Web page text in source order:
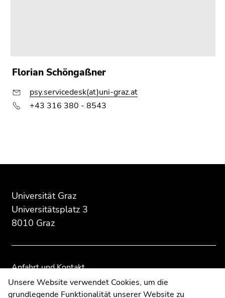
Florian Schöngaßner
psy.servicedesk(at)uni-graz.at
+43 316 380 - 8543
Seitenbereichs:
Zusatzinformationen:
Universität Graz
Universitätsplatz 3
8010 Graz
Anfahrt und Kontakt
Kommunikation und Öffentlichkeitsarbeit
Moodle
Seitenbereichs.
Übersicht
Seitenbereichs.
Übersicht
Unsere Website verwendet Cookies, um die
grundlegende Funktionalität unserer Website zu